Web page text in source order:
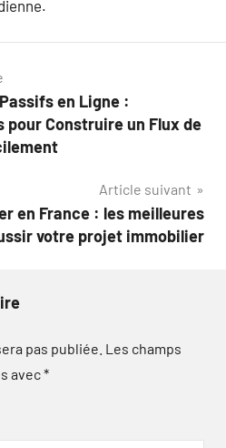
en Ligne :
pour Construire un Flux de
Article suivant
en France : les meilleures
votre projet immobilier
pas publiée. Les champs
avec*